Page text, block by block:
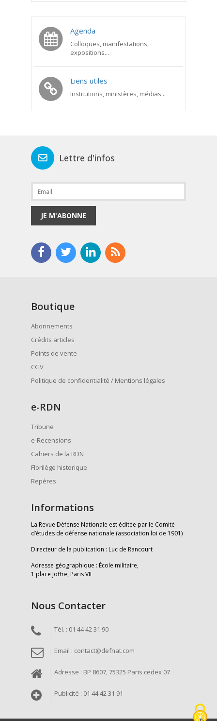
Agenda
Colloques, manifestations,
expositions...
Liens utiles
Institutions, ministères, médias...
Lettre d'infos
JE M'ABONNE
Boutique
Abonnements
Crédits articles
Points de vente
CGV
Politique de confidentialité / Mentions légales
e-RDN
Tribune
e-Recensions
Cahiers de la RDN
Florilège historique
Repères
Informations
La Revue Défense Nationale est éditée par le Comité
d’études de défense nationale (association loi de 1901)
Directeur de la publication : Luc de Rancourt
Adresse géographique : École militaire,
1 place Joffre, Paris VII
Nous Contacter
Tél. : 01 44 42 31 90
Email : contact@defnat.com
Adresse : BP 8607, 75325 Paris cedex 07
Publicité : 01 44 42 31 91